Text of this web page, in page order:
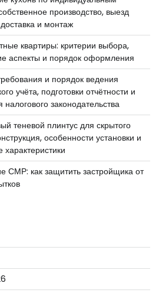
производство, выезд
и монтаж
квартиры: критерии выбора,
аспекты и порядок оформления
и порядок ведения
учёта, подготовки отчётности и
законодательства
теневой плинтус для скрытого
особенности установки и
характеристики
СМР: как защитить застройщика от